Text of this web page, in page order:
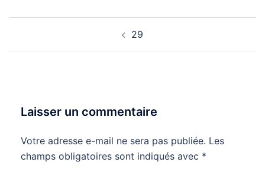
29
Laisser un commentaire
Votre adresse e-mail ne sera pas publiée. Les
champs obligatoires sont indiqués avec *